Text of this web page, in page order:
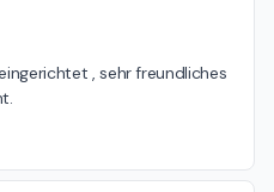
, sehr freundliches